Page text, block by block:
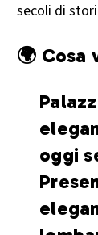
secoli di
🌍 Cosa
oggi